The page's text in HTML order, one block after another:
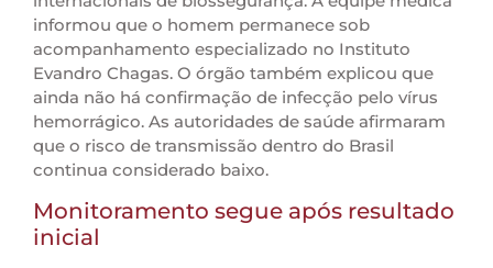
informou que o homem permanece sob
acompanhamento especializado no Instituto
Evandro Chagas. O órgão também explicou que
ainda não há confirmação de infecção pelo vírus
hemorrágico. As autoridades de saúde afirmaram
que o risco de transmissão dentro do Brasil
continua considerado baixo.
Monitoramento segue após resultado
inicial